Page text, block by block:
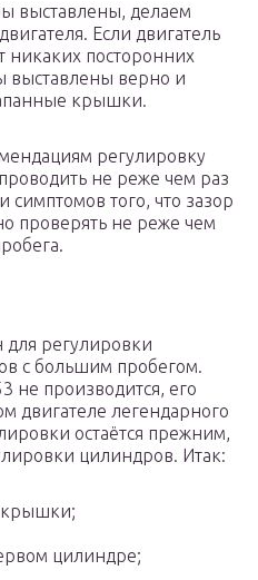
выставлены, делаем
Если двигатель
никаких посторонних
выставлены верно и
крышки.
регулировку
не реже чем раз
симптомов того, что зазор
проверять не реже чем
для регулировки
с большим пробегом.
не производится, его
двигателе легендарного
остаётся прежним,
цилиндров. Итак:
крышки;
цилиндре;